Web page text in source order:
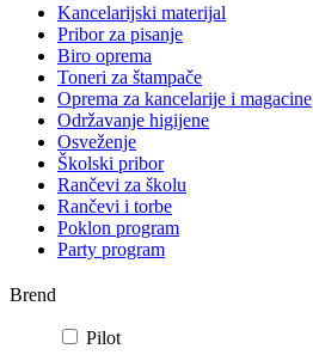
Kancelarijski materijal
Pribor za pisanje
Biro oprema
Toneri za štampače
Oprema za kancelarije i magacine
Održavanje higijene
Osveženje
Školski pribor
Rančevi za školu
Rančevi i torbe
Poklon program
Party program
Brend
Pilot